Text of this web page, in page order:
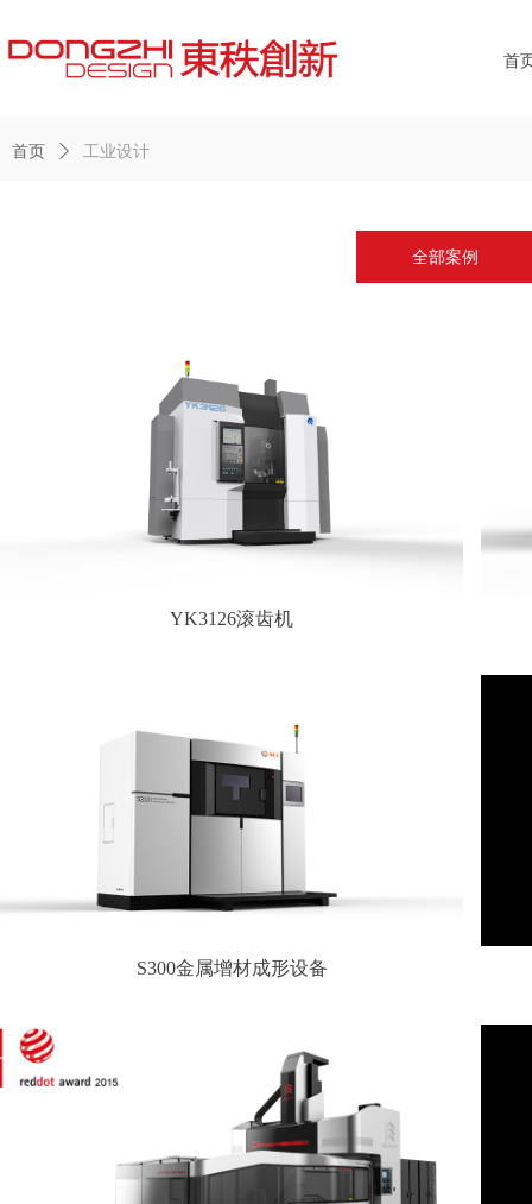
首
全部案例
YK3126滚齿机
S300金属增材成形设备
首页 ꄲ 工业设计